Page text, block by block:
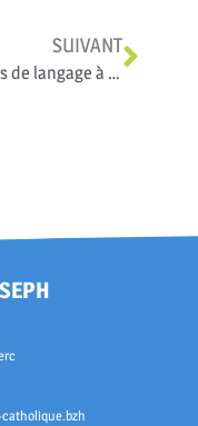
SUIVANT
Ateliers de langage à L’ISFEC